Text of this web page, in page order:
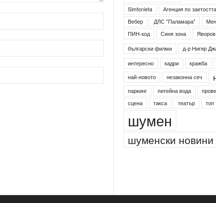
Simfonieta
Агенция по заетостта
Вебер
ДЛС "Паламара"
ПИН-код
Синя зона Яворов
български филми
д-р Нигяр
интересно кадри кражба
най-новото
незаконна сеч
паркинг питейна вода
сцена
такса театър топ
шумен
шуменски новини